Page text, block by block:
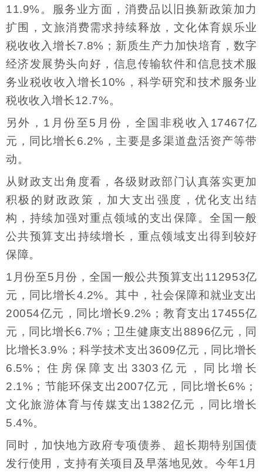
11.9%。服务业方面，消费品以旧换新政策加力
扩围，文旅消费需求持续释放，文化体育娱乐业
税收收入增长7.8%；新质生产力加快培育，数字
经济发展势头向好，信息传输软件和信息技术服
务业税收收入增长10%，科学研究和技术服务业
税收收入增长12.7%。
另外，1月份至5月份，全国非税收入17467亿
元，同比增长6.2%，主要是多渠道盘活资产等带
动。
从财政支出角度看，各级财政部门认真落实更加
积极的财政政策，加大支出强度，优化支出结
构，持续加强对重点领域的支出保障。全国一般
公共预算支出持续增长，重点领域支出得到较好
保障。
1月份至5月份，全国一般公共预算支出112953亿
元，同比增长4.2%。其中，社会保障和就业支出
20054亿元，同比增长9.2%；教育支出17455亿
元，同比增长6.7%；卫生健康支出8896亿元，同
比增长3.9%；科学技术支出3609亿元，同比增长
6.5%；住房保障支出3303亿元，同比增长
2.1%；节能环保支出2007亿元，同比增长6%；
文化旅游体育与传媒支出1382亿元，同比增长
5.4%。
同时，加快地方政府专项债券、超长期特别国债
发行使用，支持有关项目及早落地见效。今年1月